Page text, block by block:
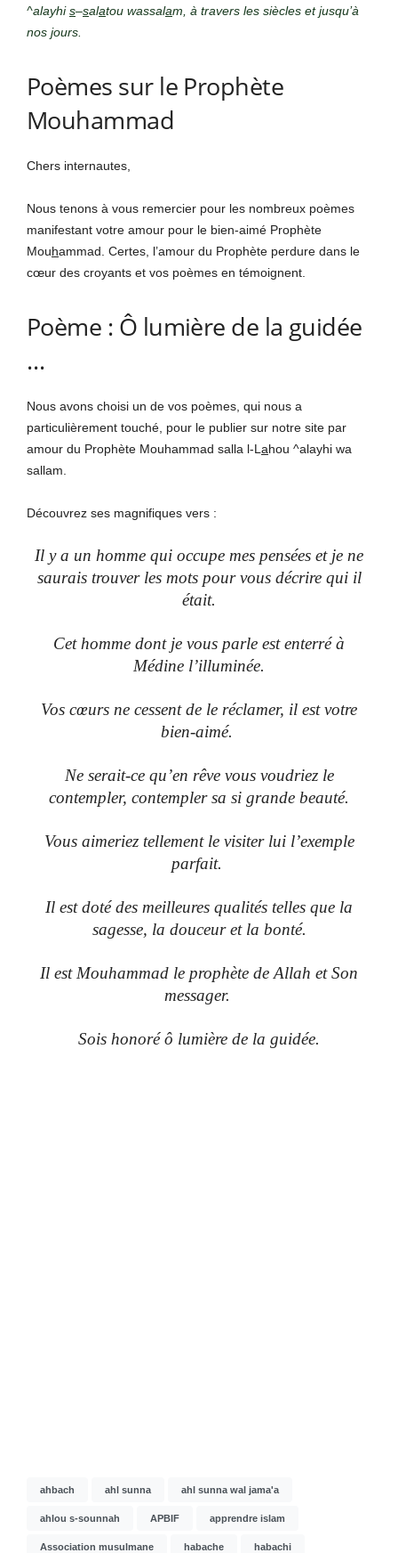
^alayhis–salatou wassalam, à travers les siècles et jusqu’à
nos jours.
Poèmes sur le Prophète
Mouhammad
Chers internautes,
Nous tenons à vous remercier pour les nombreux poèmes
manifestant votre amour pour le bien-aimé Prophète
Mouhammad. Certes, l’amour du Prophète perdure dans le
cœur des croyants et vos poèmes en témoignent.
Poème : Ô lumière de la guidée
…
Nous avons choisi un de vos poèmes, qui nous a
particulièrement touché, pour le publier sur notre site par
amour du Prophète Mouhammad salla l-L ahou ^alayhi wa
sallam.
Découvrez ses magnifiques vers :
Il y a un homme qui occupe mes pensées et je ne
saurais trouver les mots pour vous décrire qui il
était.
Cet homme dont je vous parle est enterré à
Médine l’illuminée.
Vos cœurs ne cessent de le réclamer, il est votre
bien-aimé.
Ne serait-ce qu’en rêve vous voudriez le
contempler, contempler sa si grande beauté.
Vous aimeriez tellement le visiter lui l’exemple
parfait.
Il est doté des meilleures qualités telles que la
sagesse, la douceur et la bonté.
Il est Mouhammad le prophète de Allah et Son
messager.
Sois honoré ô lumière de la guidée.
ahbach ahl sunna ahl sunna wal jama'a
ahlou s-sounnah APBIF apprendre islam
Association musulmane habache habachi